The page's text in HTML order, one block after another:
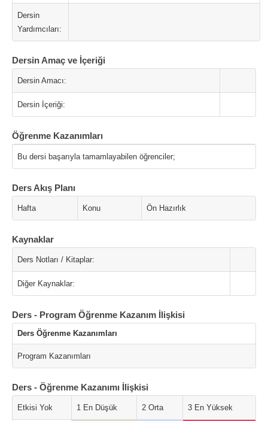
Dersin
Yardımcıları:
Dersin Amaç ve İçeriği
Dersin Amacı:
Dersin İçeriği:
Öğrenme Kazanımları
Bu dersi başarıyla tamamlayabilen öğrenciler;
Ders Akış Planı
Hafta Konu Ön Hazırlık
Kaynaklar
Ders Notları / Kitaplar:
Diğer Kaynaklar:
Ders - Program Öğrenme Kazanım İlişkisi
Ders Öğrenme Kazanımları
Program Kazanımları
Ders - Öğrenme Kazanımı İlişkisi
Etkisi Yok 1 En Düşük 2 Orta 3 En Yüksek